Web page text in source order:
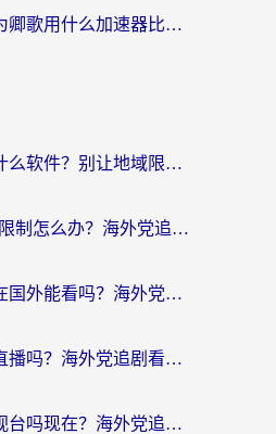
国外玩国服浮生为卿歌用什么加速器比较好？海外党亲测不踩坑指南
在海外听音乐用什么软件？别让地域限制断了你的华语歌单
芒果TV海外地区限制怎么办？海外党追剧看片的实用加速器选择指南
腾讯缓存的视频在国外能看吗？海外党追剧看片的终极解决方案
国外看不了咪咕直播吗？海外党追剧看片的加速器选择指南
国外能看中央电视台吗现在？海外党追剧看央视的实用指南